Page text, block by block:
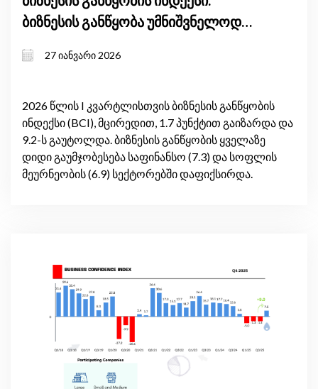
ბიზნესის განწყობა უმნიშვნელოდ
27 იანვარი 2026
2026 წლის I კვარტლისთვის ბიზნესის განწყობის
ინდექსი (BCI), მცირედით, 1.7 პუნქტით გაიზარდა და
9.2-ს გაუტოლდა. ბიზნესის განწყობის ყველაზე
დიდი გაუმჯობესება საფინანსო (7.3) და სოფლის
მეურნეობის (6.9) სექტორებში დაფიქსირდა.